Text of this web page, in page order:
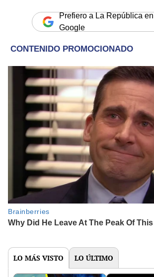
Prefiero a La República en
Google
LO MÁS VISTO LO ÚLTIMO